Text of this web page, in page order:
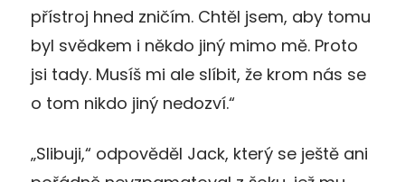
přístroj hned zničím. Chtěl jsem, aby tomu
byl svědkem i někdo jiný mimo mě. Proto
jsi tady. Musíš mi ale slíbit, že krom nás se
o tom nikdo jiný nedozví.“
„Slibuji,“ odpověděl Jack, který se ještě ani